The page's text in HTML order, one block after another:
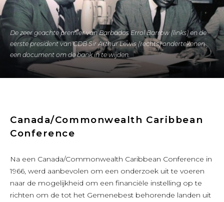
De zeer geachte premier van Barbados Errol Barrow (links) en de
eerste president van CDB Sir Arthur Lewis (rechts) ondertekenen
een document om de bank in te wijden.
Canada/Commonwealth Caribbean
Conference
Na een Canada/Commonwealth Caribbean Conference in
1966, werd aanbevolen om een onderzoek uit te voeren
naar de mogelijkheid om een financiële instelling op te
richten om de tot het Gemenebest behorende landen uit